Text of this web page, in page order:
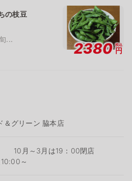
の枝豆
...
2380 税込
円
＆グリーン 脇本店
10月～3月は19：00閉店
～